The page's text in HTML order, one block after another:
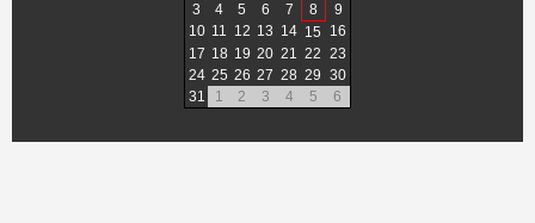
3
4 5 6 7 8
9
10 11 12 13 14 15
16
17 18 19 20 21 22 23
24 25 26 27 28 29 30
31
1 2 3 4 5 6